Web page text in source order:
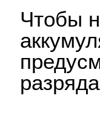
Чтобы